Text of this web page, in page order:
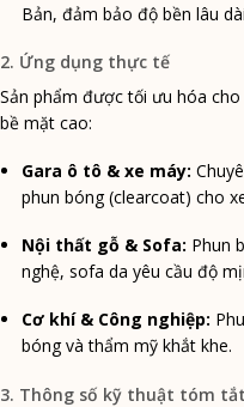
Bản, đảm bảo độ bền lâu
2. Ứng dụng thực tế
Sản phẩm được tối ưu hóa
bề mặt cao:
Gara ô tô & xe máy:
phun bóng (clearcoat) cho
Nội thất gỗ & Sofa: Phun
nghệ, sofa da yêu cầu độ
Cơ khí & Công nghiệp:
bóng và thẩm mỹ khắt khe.
3. Thông số kỹ thuật tóm